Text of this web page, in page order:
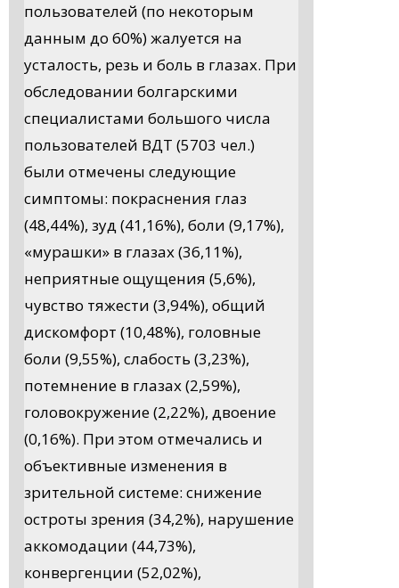
пользователей (по некоторым
данным до 60%) жалуется на
усталость, резь и боль в глазах. При
обследовании болгарскими
специалистами большого числа
пользователей ВДТ (5703 чел.)
были отмечены следующие
симптомы: покраснения глаз
(48,44%), зуд (41,16%), боли (9,17%),
«мурашки» в глазах (36,11%),
неприятные ощущения (5,6%),
чувство тяжести (3,94%), общий
дискомфорт (10,48%), головные
боли (9,55%), слабость (3,23%),
потемнение в глазах (2,59%),
головокружение (2,22%), двоение
(0,16%). При этом отмечались и
объективные изменения в
зрительной системе: снижение
остроты зрения (34,2%), нарушение
аккомодации (44,73%),
конвергенции (52,02%),